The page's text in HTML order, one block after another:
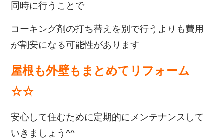
同時に行うことで
コーキング剤の打ち替えを別で行うよりも費用
が割安になる可能性があります
屋根も外壁もまとめてリフォーム
☆☆
安心して住むために定期的にメンテナンスして
いきましょう^^